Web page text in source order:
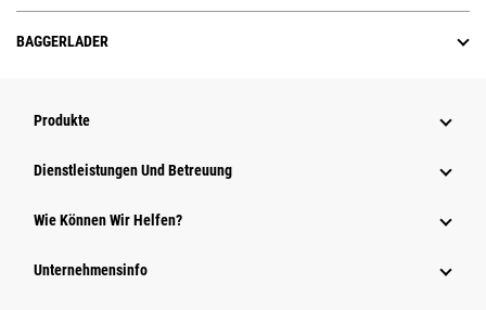
BAGGERLADER
Produkte
Dienstleistungen Und Betreuung
Wie Können Wir Helfen?
Unternehmensinfo